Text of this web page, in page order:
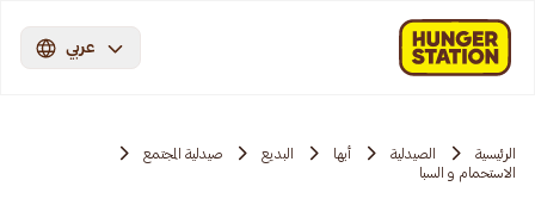
عربي
الرئيسية الصيدلية أبها البديع
صيدلية المجتمع
الاستحمام و السبا